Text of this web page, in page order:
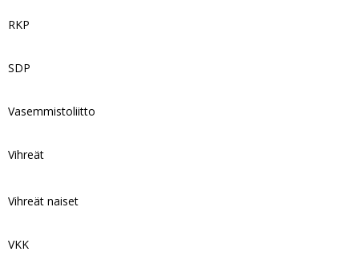
RKP
SDP
Vasemmistoliitto
Vihreät
Vihreät naiset
VKK